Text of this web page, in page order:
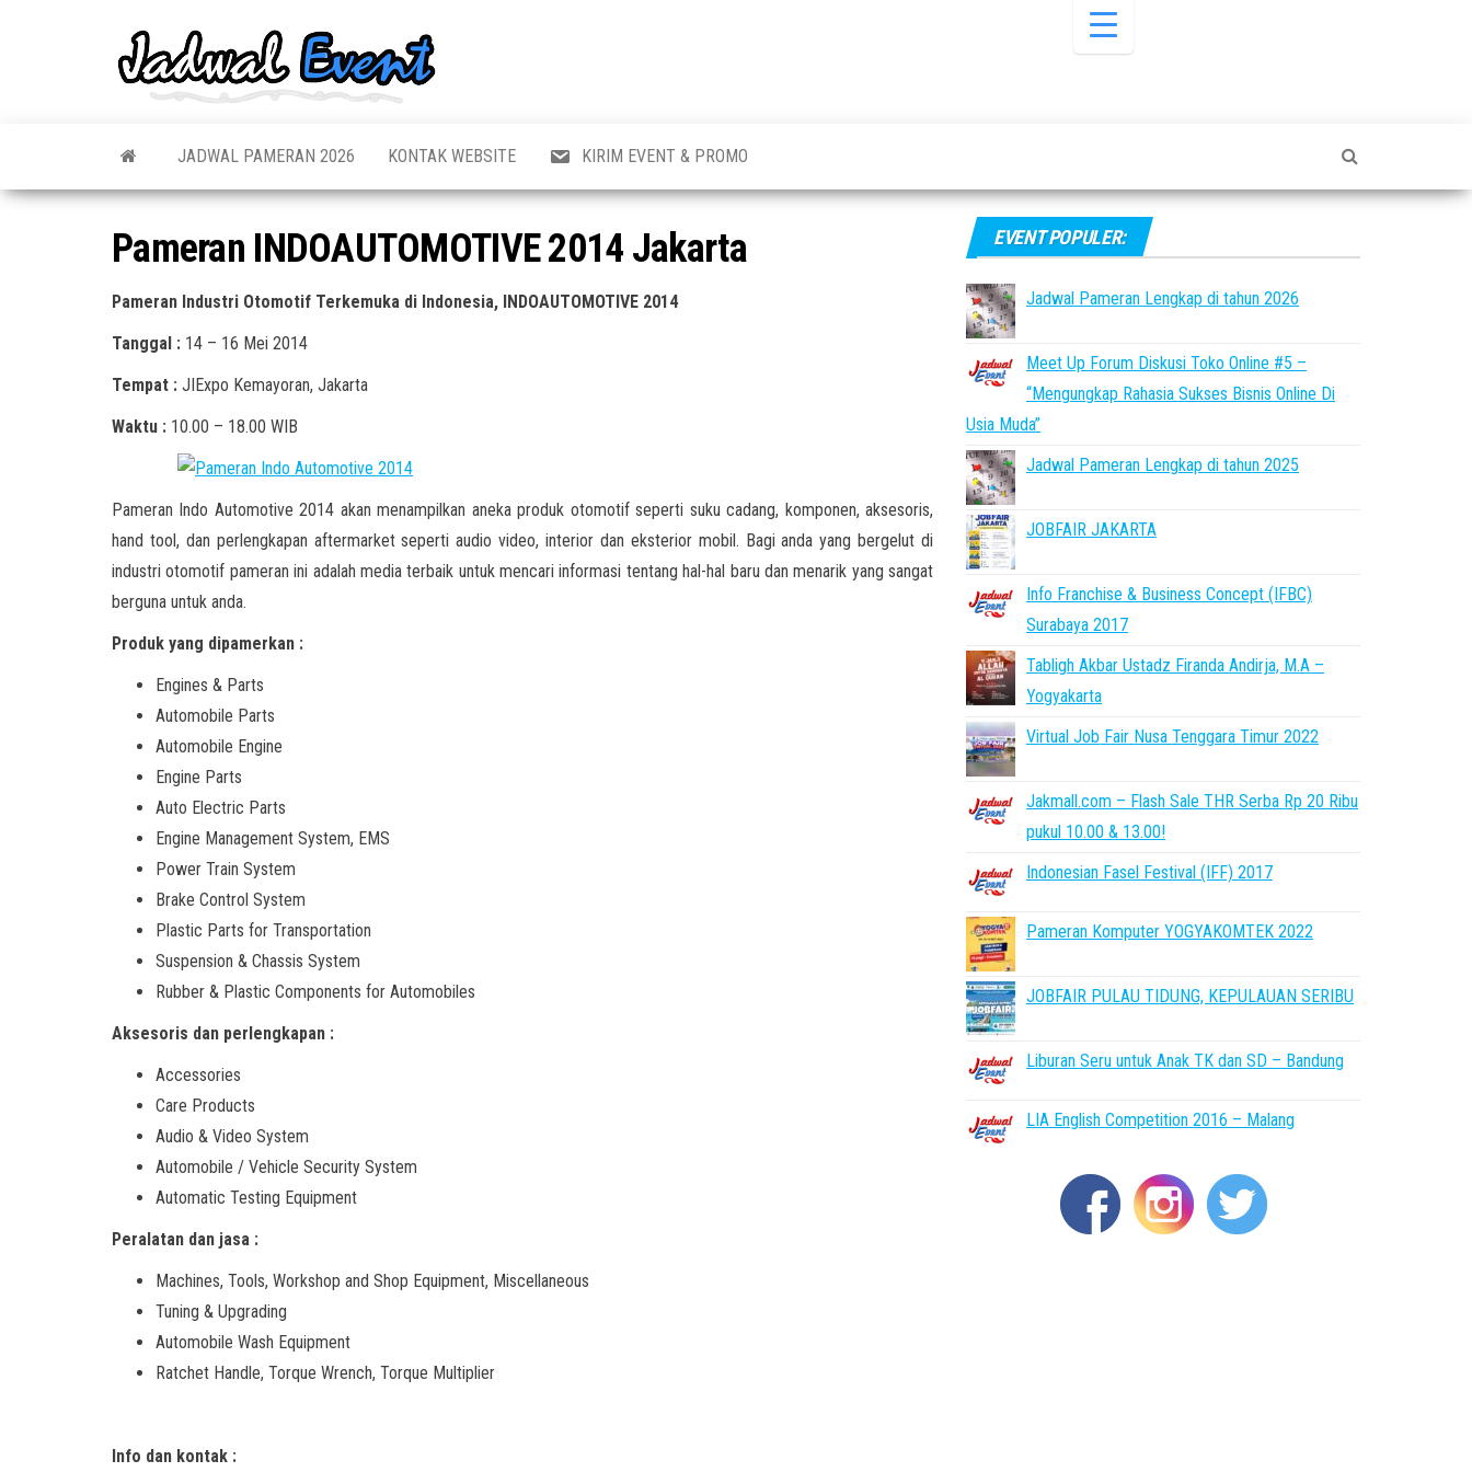
Pameran,
Acara &
Terbaru
Seminar,
Bazaar,
Job Fair,
Lomba dll.
JADWAL PAMERAN 2026 KONTAK WEBSITE KIRIM EVENT & PROMO
Pameran INDOAUTOMOTIVE 2014 Jakarta
Pameran Industri Otomotif Terkemuka di Indonesia, INDOAUTOMOTIVE 2014
Tanggal : 14 – 16 Mei 2014
Tempat : JIExpo Kemayoran, Jakarta
Waktu : 10.00 – 18.00 WIB
Pameran Indo Automotive 2014 akan menampilkan aneka produk otomotif seperti suku cadang, komponen, aksesoris,
hand tool, dan perlengkapan aftermarket seperti audio video, interior dan eksterior mobil. Bagi anda yang bergelut di
industri otomotif pameran ini adalah media terbaik untuk mencari informasi tentang hal-hal baru dan menarik yang sangat
berguna untuk anda.
Produk yang dipamerkan :
Engines & Parts
Automobile Parts
Automobile Engine
Engine Parts
Auto Electric Parts
Engine Management System, EMS
Power Train System
Brake Control System
Plastic Parts for Transportation
Suspension & Chassis System
Rubber & Plastic Components for Automobiles
Aksesoris dan perlengkapan :
Accessories
Care Products
Audio & Video System
Automobile / Vehicle Security System
Automatic Testing Equipment
Peralatan dan jasa :
Machines, Tools, Workshop and Shop Equipment, Miscellaneous
Tuning & Upgrading
Automobile Wash Equipment
Ratchet Handle, Torque Wrench, Torque Multiplier
Info dan kontak :
EVENT POPULER:
Jadwal Pameran Lengkap di tahun 2026
Meet Up Forum Diskusi Toko Online #5 –
“Mengungkap Rahasia Sukses Bisnis Online Di
Usia Muda”
Jadwal Pameran Lengkap di tahun 2025
JOBFAIR JAKARTA
Info Franchise & Business Concept (IFBC)
Surabaya 2017
Tabligh Akbar Ustadz Firanda Andirja, M.A –
Yogyakarta
Virtual Job Fair Nusa Tenggara Timur 2022
Jakmall.com – Flash Sale THR Serba Rp 20 Ribu
pukul 10.00 & 13.00!
Indonesian Fasel Festival (IFF) 2017
Pameran Komputer YOGYAKOMTEK 2022
JOBFAIR PULAU TIDUNG, KEPULAUAN SERIBU
Liburan Seru untuk Anak TK dan SD – Bandung
LIA English Competition 2016 – Malang